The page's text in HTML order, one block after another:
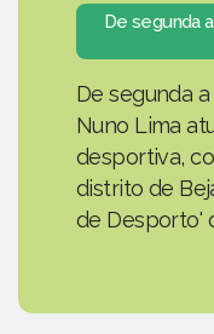
De segunda
De segunda
Nuno Lima
desportiva,
distrito de
de Desporto'